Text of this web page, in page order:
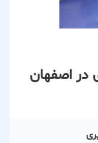
در اصفهان